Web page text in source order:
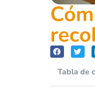
Tabla de